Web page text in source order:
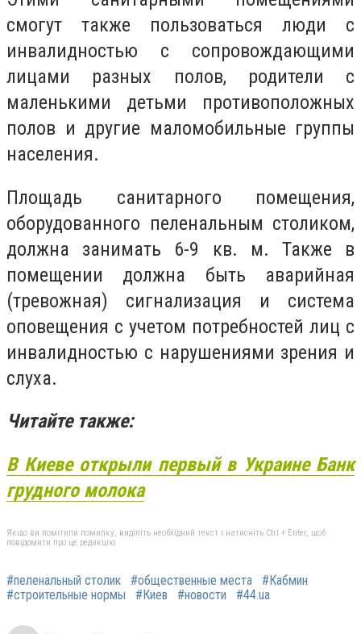
смогут также пользоваться люди с
инвалидностью с сопровождающими
лицами разных полов, родители с
маленькими детьми противоположных
полов и другие маломобильные группы
населения.
Площадь санитарного помещения,
оборудованного пеленальным столиком,
должна занимать 6-9 кв. м. Также в
помещении должна быть аварийная
(тревожная) сигнализация и система
оповещения с учетом потребностей лиц с
инвалидностью с нарушениями зрения и
слуха.
Читайте также:
В Киеве открыли первый в Украине Банк
грудного молока
Якщо ви помітили помилку, виділіть необхідний текст і натисніть Ctrl + Enter, щоб
повідомити про це редакцію
#пеленальный столик #общественные места
#Кабмин
#строительные нормы
#Киев #новости #44.ua